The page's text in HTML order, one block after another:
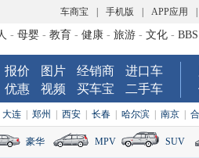
车商宝 手机版 APP应用
- 母婴 - 教育 - 健康 - 旅游 - 文化 - BBS
报价 图片 经销商
进口车
优惠 视频 买车宝 二手车
大连 郑州 西安 长春 哈尔滨 南京
豪华 MPV SUV